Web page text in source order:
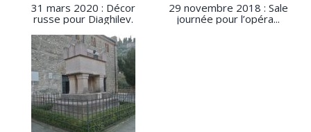
31 mars 2020 : Décor
russe pour Diaghilev.
29 novembre 2018 : Sale
journée pour l’opéra...